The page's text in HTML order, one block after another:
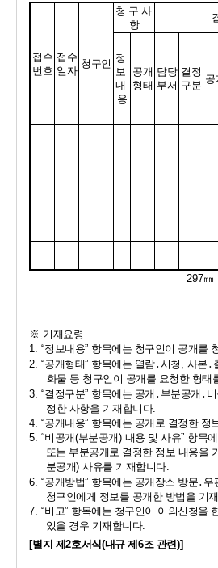
접수
번호
접수
일자
청구인
청 구 사
항
정
보
내
용
공개
형태
담당
부서
결정
구분
공
297㎜
※ 기재요령
1. “정보내용” 항목에는 청구인이 공개를
2. “공개형태” 항목에는 열람․ 시청 , 사본 ․
화물 등 청구인이 공개를 요청한 형태
3. “결정구분” 항목에는 공개 ․ 부분공개 ․
정한 사항을 기재합니다.
4. “공개내용” 항목에는 공개로 결정한 정
5. “비공개(부분공개) 내용 및 사유” 항목
또는 부분공개로 결정한 정보 내용을
분공개) 사유를 기재합니다.
6. “공개방법” 항목에는 공개장소 방문․ 우
청구인에게 정보를 공개한 방법을 기
7. “비고” 항목에는 청구인이 이의신청을
있을 경우 기재합니다.
[별지 제 2호서식(내규 제 6조 관련)]